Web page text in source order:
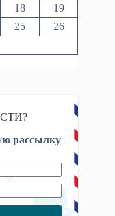
18
19
25
26
рассылку